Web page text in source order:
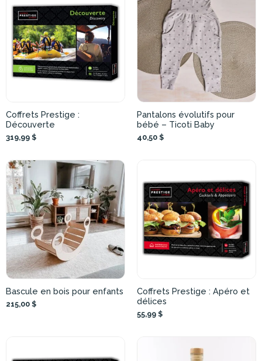
Coffrets Prestige :
Découverte
319,99 $
Pantalons évolutifs pour
bébé – Ticoti Baby
40,50 $
Bascule en bois pour enfants
215,00 $
Coffrets Prestige : Apéro et
délices
55,99 $